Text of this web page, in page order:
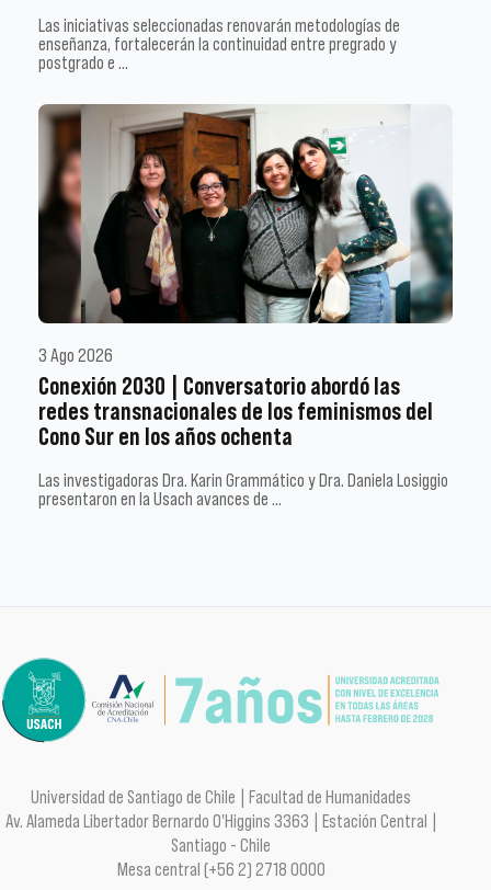
Las iniciativas seleccionadas renovarán metodologías de
enseñanza, fortalecerán la continuidad entre pregrado y
postgrado e …
3 Ago 2026
Conexión 2030 | Conversatorio abordó las
redes transnacionales de los feminismos del
Cono Sur en los años ochenta
Las investigadoras Dra. Karin Grammático y Dra. Daniela Losiggio
presentaron en la Usach avances de …
Universidad de Santiago de Chile | Facultad de Humanidades
Av. Alameda Libertador Bernardo O'Higgins 3363 | Estación Central |
Santiago - Chile
Mesa central (+56 2) 2718 0000